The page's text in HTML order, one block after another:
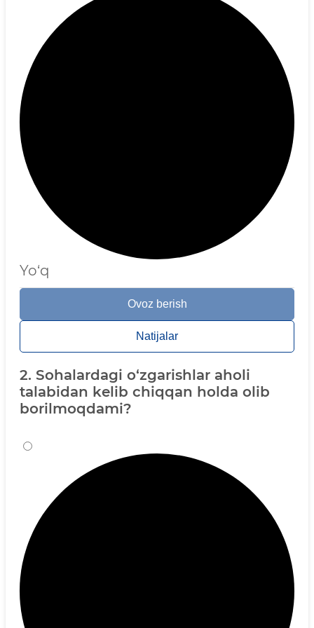
Yo‘q
Ovoz berish
Natijalar
2. Sohalardagi o‘zgarishlar aholi
talabidan kelib chiqqan holda olib
borilmoqdami?